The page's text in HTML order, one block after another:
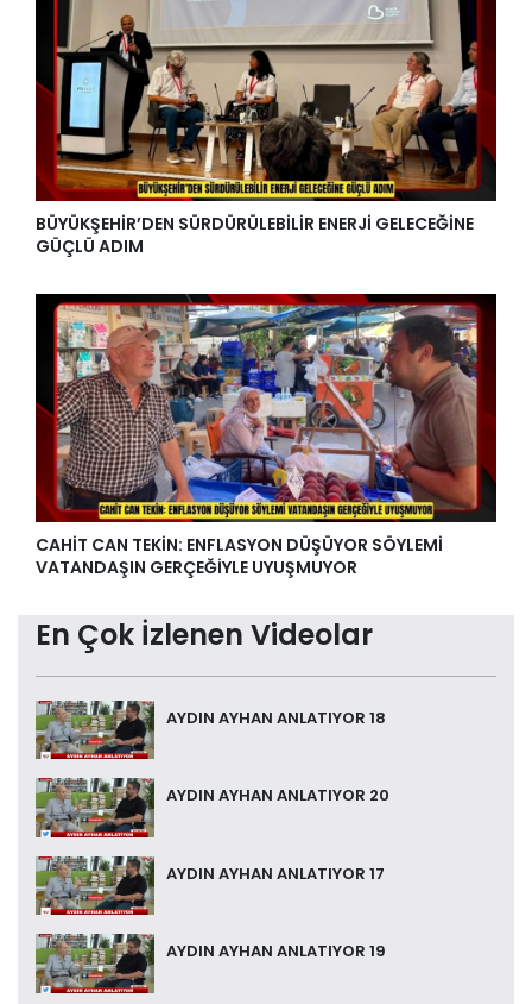
BÜYÜKŞEHİR’DEN SÜRDÜRÜLEBİLİR ENERJİ GELECEĞİNE
GÜÇLÜ ADIM
CAHİT CAN TEKİN: ENFLASYON DÜŞÜYOR SÖYLEMİ
VATANDAŞIN GERÇEĞİYLE UYUŞMUYOR
En Çok İzlenen Videolar
AYDIN AYHAN ANLATIYOR 18
AYDIN AYHAN ANLATIYOR 20
AYDIN AYHAN ANLATIYOR 17
AYDIN AYHAN ANLATIYOR 19